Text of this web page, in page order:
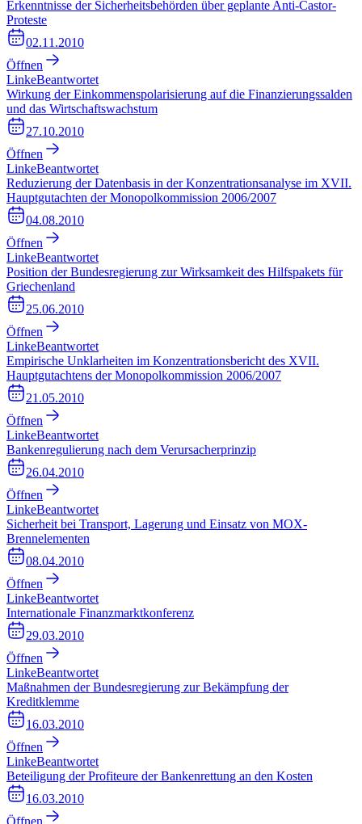
Erkenntnisse der Sicherheitsbehörden über geplante Anti-Castor-
Proteste
02.11.2010
Öffnen
LinkeBeantwortet
Wirkung der Einkommenspolarisierung auf die Finanzierungssalden
und das Wirtschaftswachstum
27.10.2010
Öffnen
LinkeBeantwortet
Reduzierung der Datenbasis in der Konzentrationsanalyse im XVII.
Hauptgutachten der Monopolkommission 2006/2007
04.08.2010
Öffnen
LinkeBeantwortet
Position der Bundesregierung zur Wirksamkeit des Hilfspakets für
Griechenland
25.06.2010
Öffnen
LinkeBeantwortet
Empirische Unklarheiten im Konzentrationsbericht des XVII.
Hauptgutachtens der Monopolkommission 2006/2007
21.05.2010
Öffnen
LinkeBeantwortet
Bankenregulierung nach dem Verursacherprinzip
26.04.2010
Öffnen
LinkeBeantwortet
Sicherheit bei Transport, Lagerung und Einsatz von MOX-
Brennelementen
08.04.2010
Öffnen
LinkeBeantwortet
Internationale Finanzmarktkonferenz
29.03.2010
Öffnen
LinkeBeantwortet
Maßnahmen der Bundesregierung zur Bekämpfung der
Kreditklemme
16.03.2010
Öffnen
LinkeBeantwortet
Beteiligung der Profiteure der Bankenrettung an den Kosten
16.03.2010
Öffnen